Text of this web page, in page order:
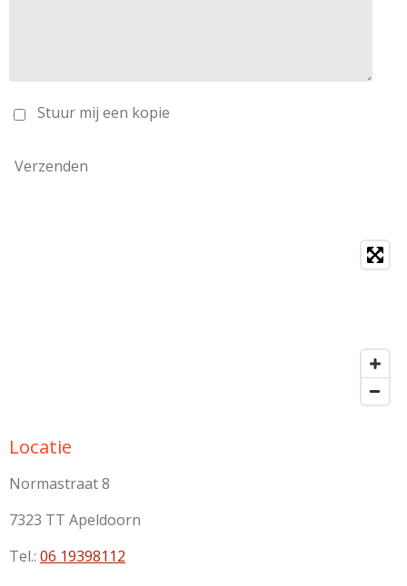
Stuur mij een kopie
Verzenden
Locatie
Normastraat 8
7323 TT Apeldoorn
Tel.: 06 19398112